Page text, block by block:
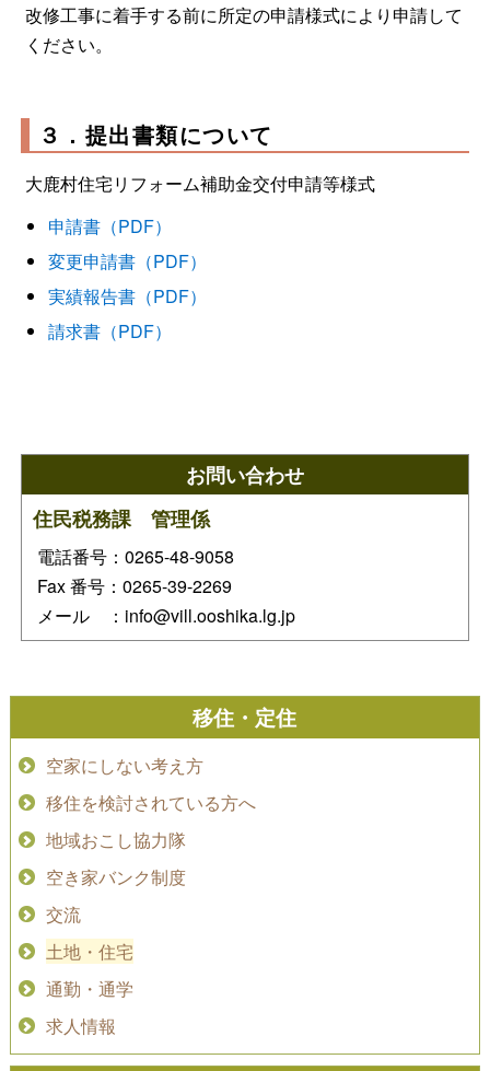
改修工事に着手する前に所定の申請様式により申請して
ください。
３．提出書類について
大鹿村住宅リフォーム補助金交付申請等様式
申請書（PDF）
変更申請書（PDF）
実績報告書（PDF）
請求書（PDF）
お問い合わせ
住民税務課 管理係
電話番号：0265-48-9058
Fax 番号：0265-39-2269
メール ：info@vill.ooshika.lg.jp
移住・定住
空家にしない考え方
移住を検討されている方へ
地域おこし協力隊
空き家バンク制度
交流
土地・住宅
通勤・通学
求人情報